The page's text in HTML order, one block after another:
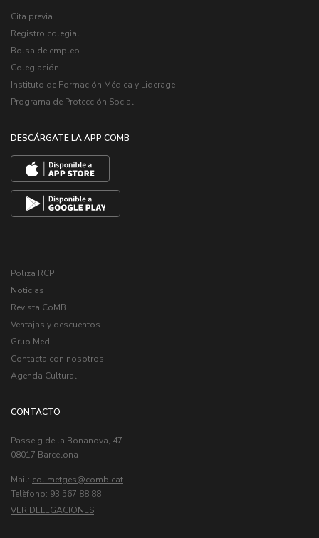
Cita previa
Registro colegial
Bolsa de empleo
Colegiación
Instituto de Formación Médica y Liderage
Programa de Protección Social
DESCÁRGATE LA APP COMB
Poliza RCP
Noticias
Revista CoMB
Ventajas y descuentos
Grup Med
Contacta con nosotros
Agenda Cultural
CONTACTO
Passeig de la Bonanova, 47
08017 Barcelona
Mail: col.metges
Telèfono: 93 567 88 88
VER DELEGACIONES